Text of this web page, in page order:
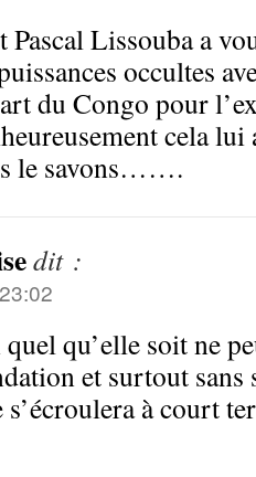
Pascal Lissouba a
occultes
du Congo pour
cela lui
le savons…….
dit :
qu’elle soit ne
et surtout
à court